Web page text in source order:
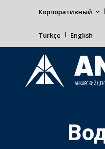
Корпоративный
Türkçe English